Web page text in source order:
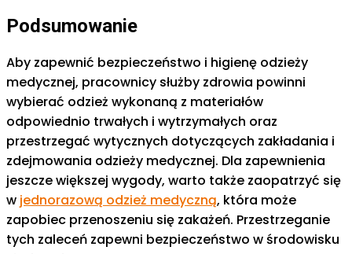
Podsumowanie
Aby zapewnić bezpieczeństwo i higienę odzieży
medycznej, pracownicy służby zdrowia powinni
wybierać odzież wykonaną z materiałów
odpowiednio trwałych i wytrzymałych oraz
przestrzegać wytycznych dotyczących zakładania i
zdejmowania odzieży medycznej. Dla zapewnienia
jeszcze większej wygody, warto także zaopatrzyć się
w jednorazową odzież medyczną, która może
zapobiec przenoszeniu się zakażeń. Przestrzeganie
tych zaleceń zapewni bezpieczeństwo w środowisku